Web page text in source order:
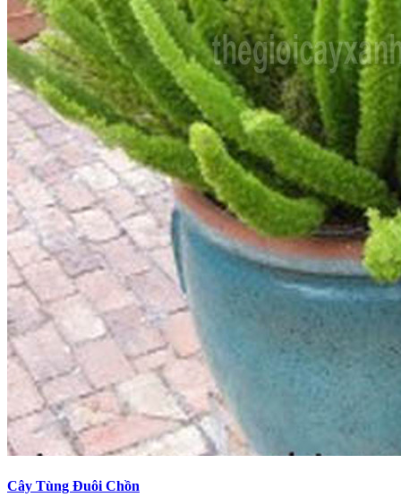
Cây Tùng Đuôi Chồn